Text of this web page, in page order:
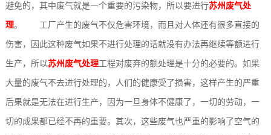
备
动
态
们
避免的，其中废气就是一个重要的污染物，所以要进行苏州废气处
理。 工厂产生的废气不仅危害环境，而且对人体还有很多直接的
伤害，因此这种废气如果不进行处理的话就没有办法再继续等额进行
生产，所以苏州废气处理工程对废弃的额处理是十分的必要的。如果
大量的废气不去进行处理的，人们的健康受了损害，这样产生的严重
后果就是无法在进行生产，因为一旦身体不健康了，一切的劳动，一
切的成果都已经不再的重要。其次，这些废气也严重的影响了空气的